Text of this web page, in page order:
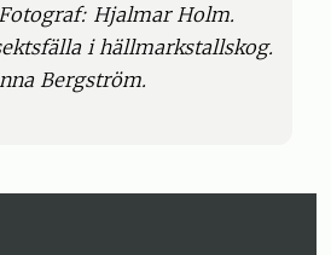
Hjalmar Holm.
i hällmarkstallskog.
Bergström.